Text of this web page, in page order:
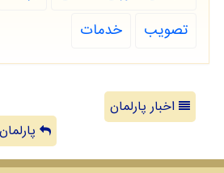
تصویب
خدمات
اخبار پارلمان